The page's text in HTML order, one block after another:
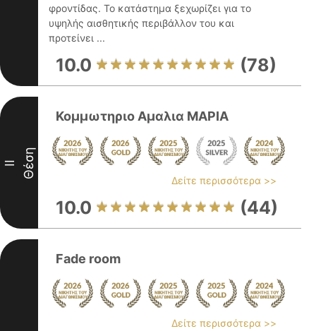
φροντίδας. Το κατάστημα ξεχωρίζει για το
υψηλής αισθητικής περιβάλλον του και
προτείνει ...
10.0 (78)
II Θέση
Κομμωτηριο Αμαλια ΜΑΡΙΑ
Δείτε περισσότερα >>
10.0 (44)
Fade room
Δείτε περισσότερα >>